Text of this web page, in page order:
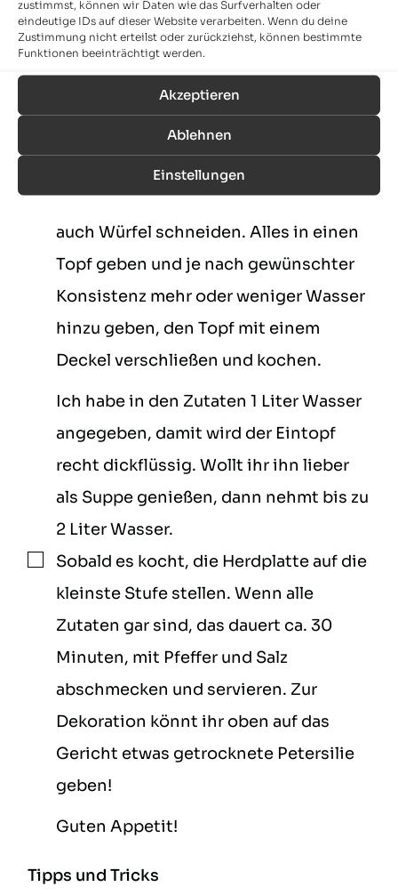
zustimmst, können wir Daten wie das Surfverhalten oder
eindeutige IDs auf dieser Website verarbeiten. Wenn du deine
Zustimmung nicht erteilst oder zurückziehst, können bestimmte
Funktionen beeinträchtigt werden.
Akzeptieren
Ablehnen
Einstellungen
Portionen: 4 Personen
Die Zubereitung ist denkbar einfach.
Zuerst alle Zutaten schälen und dann
mit einer Küchenraspel zerkleinern.
Wem das zu klein ist, kann natürlich
auch Würfel schneiden. Alles in einen
Topf geben und je nach gewünschter
Konsistenz mehr oder weniger Wasser
hinzu geben, den Topf mit einem
Deckel verschließen und kochen.
Ich habe in den Zutaten 1 Liter Wasser
angegeben, damit wird der Eintopf
recht dickflüssig. Wollt ihr ihn lieber
als Suppe genießen, dann nehmt bis zu
2 Liter Wasser.
▢
Sobald es kocht, die Herdplatte auf die
kleinste Stufe stellen. Wenn alle
Zutaten gar sind, das dauert ca. 30
Minuten, mit Pfeffer und Salz
abschmecken und servieren. Zur
Dekoration könnt ihr oben auf das
Gericht etwas getrocknete Petersilie
geben!
Guten Appetit!
Tipps und Tricks